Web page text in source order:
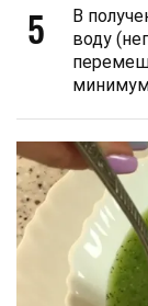
5
В
воду